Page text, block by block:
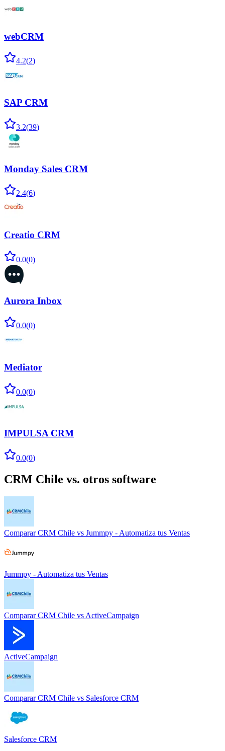
webCRM
4.2(2)
SAP CRM
3.2(39)
Monday Sales CRM
2.4(6)
Creatio CRM
0.0(0)
Aurora Inbox
0.0(0)
Mediator
0.0(0)
IMPULSA CRM
0.0(0)
CRM Chile vs. otros software
Comparar CRM Chile vs Jummpy - Automatiza tus Ventas
Jummpy - Automatiza tus Ventas
Comparar CRM Chile vs ActiveCampaign
ActiveCampaign
Comparar CRM Chile vs Salesforce CRM
Salesforce CRM